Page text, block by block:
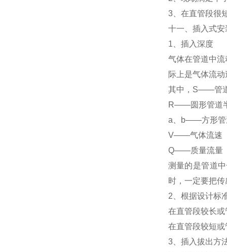
3、在直管段很
十一、插入式
1、插入深度
气体在管道中
际上是气体流
其中，S——管
R——圆形管道
a、b——方形管
V——气体流速
Q——质量流量
测量的是管道
时，一定要把
2、根据设计标
在直管段较长
在直管段较短
3、插入拔出方